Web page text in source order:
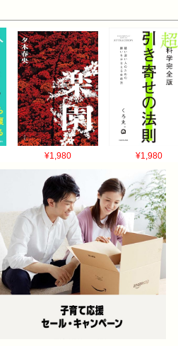
¥1,980 ¥1,980